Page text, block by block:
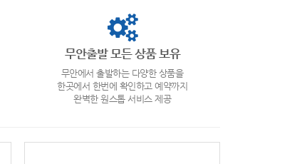
무안출발 모든 상품 보유
무안에서 출발하는 다양한 상품을
한곳에서 한번에 확인하고 예약까지
완벽한 원스톱 서비스 제공